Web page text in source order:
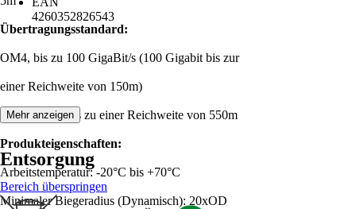
4260352826543
Übertragungsstandard:
OM4, bis zu 100 GigaBit/s (100 Gigabit bis zur
einer Reichweite von 150m)
10 GigaBit/s bis zu einer Reichweite von 550m
Produkteigenschaften:
Arbeitstemperatur: -20°C bis +70°C
Minimaler Biegeradius (Dynamisch): 20xOD
Mehr anzeigen
Entsorgung
Bereich überspringen